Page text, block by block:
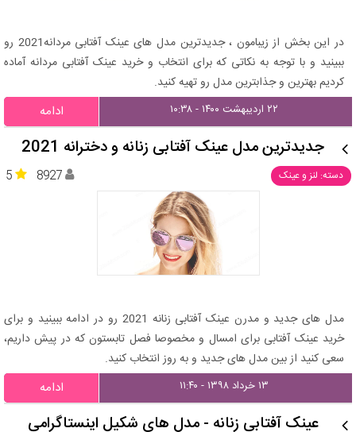
در این بخش از زیبامون ، جدیدترین مدل های عینک آفتابی مردانه2021 رو
ببینید و با توجه به نکاتی که برای انتخاب و خرید عینک آفتابی مردانه آماده
کردیم بهترین و جذابترین مدل رو تهیه کنید.
۲۲ اردیبهشت ۱۴۰۰ - ۱۰:۳۸ ادامه
جدیدترین مدل عینک آفتابی زنانه و دخترانه 2021
دسته: لنز و عینک 5 8927
مدل های جدید و مدرن عینک آفتابی زنانه 2021 رو در ادامه ببینید و برای
خرید عینک آفتابی برای امسال و مخصوصا فصل تابستون که در پیش داریم،
سعی کنید از بین مدل های جدید و به روز انتخاب کنید.
۱۳ خرداد ۱۳۹۸ - ۱۱:۴۰ ادامه
عینک آفتابی زنانه - مدل های شکیل اینستاگرامی